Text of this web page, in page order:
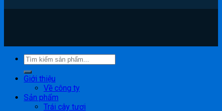
Giới thiệu
Về công ty
Sản phẩm
Trái cây tươi